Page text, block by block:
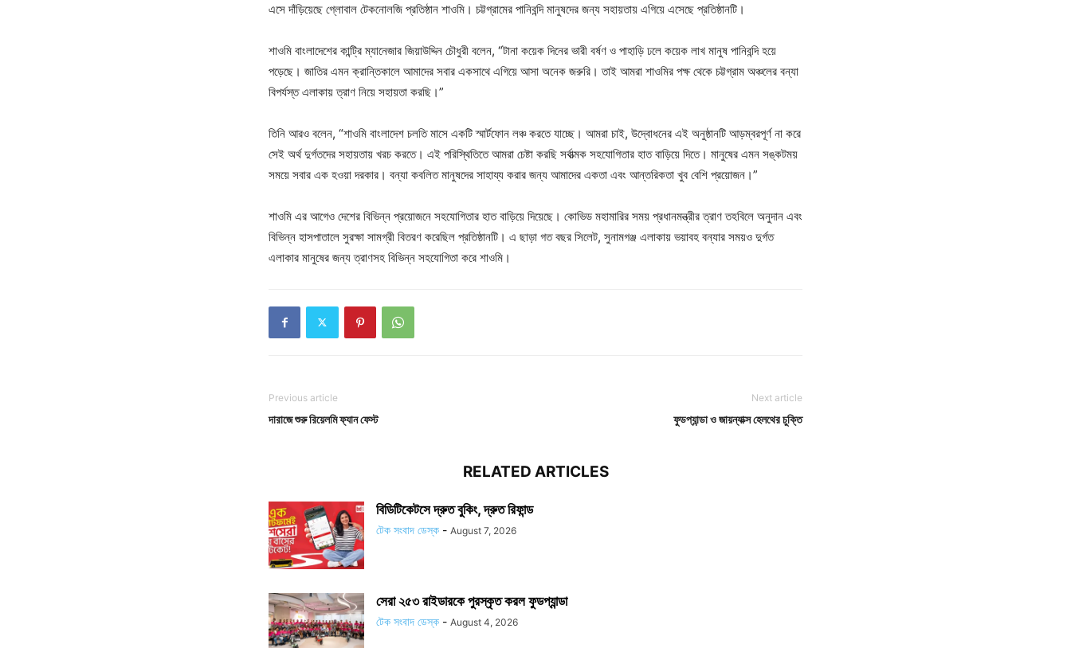
এসে দাঁড়িয়েছে গ্লোবাল টেকনোলজি প্রতিষ্ঠান শাওমি। চট্টগ্রামের পানিবন্দি মানুষদের জন্য সহায়তায় এগিয়ে এসেছে প্রতিষ্ঠানটি।
শাওমি বাংলাদেশের কান্ট্রি ম্যানেজার জিয়াউদ্দিন চৌধুরী বলেন, “টানা কয়েক দিনের ভারী বর্ষণ ও পাহাড়ি ঢলে কয়েক লাখ মানুষ পানিবন্দি হয়ে
পড়েছে। জাতির এমন ক্রান্তিকালে আমাদের সবার একসাথে এগিয়ে আসা অনেক জরুরি। তাই আমরা শাওমির পক্ষ থেকে চট্টগ্রাম অঞ্চলের বন্যা
বিপর্যস্ত এলাকায় ত্রাণ নিয়ে সহায়তা করছি।”
তিনি আরও বলেন, “শাওমি বাংলাদেশ চলতি মাসে একটি স্মার্টফোন লঞ্চ করতে যাচ্ছে। আমরা চাই, উদ্বোধনের এই অনুষ্ঠানটি আড়ম্বরপূর্ণ না করে
সেই অর্থ দুর্গতদের সহায়তায় খরচ করতে। এই পরিস্থিতিতে আমরা চেষ্টা করছি সর্বাত্মক সহযোগিতার হাত বাড়িয়ে দিতে। মানুষের এমন সঙ্কটময়
সময়ে সবার এক হওয়া দরকার। বন্যা কবলিত মানুষদের সাহায্য করার জন্য আমাদের একতা এবং আন্তরিকতা খুব বেশি প্রয়োজন।”
শাওমি এর আগেও দেশের বিভিন্ন প্রয়োজনে সহযোগিতার হাত বাড়িয়ে দিয়েছে। কোভিড মহামারির সময় প্রধানমন্ত্রীর ত্রাণ তহবিলে অনুদান এবং
বিভিন্ন হাসপাতালে সুরক্ষা সামগ্রী বিতরণ করেছিল প্রতিষ্ঠানটি। এ ছাড়া গত বছর সিলেট, সুনামগঞ্জ এলাকায় ভয়াবহ বন্যার সময়ও দুর্গত
এলাকার মানুষের জন্য ত্রাণসহ বিভিন্ন সহযোগিতা করে শাওমি।
Previous article
দারাজে শুরু রিয়েলমি ফ্যান ফেস্ট
Next article
ফুডপ্যান্ডা ও জায়ন্যাক্স হেলথের চুক্তি
RELATED ARTICLES
বিডিটিকেটসে দ্রুত বুকিং, দ্রুত রিফান্ড
টেক সংবাদ ডেস্ক - August 7, 2026
সেরা ২৫৩ রাইডারকে পুরস্কৃত করল ফুডপ্যান্ডা
টেক সংবাদ ডেস্ক - August 4, 2026